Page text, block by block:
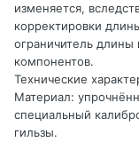
изменяется,
корректировки
ограничитель длины
компонентов.
Технические
Материал:
специальный
гильзы.